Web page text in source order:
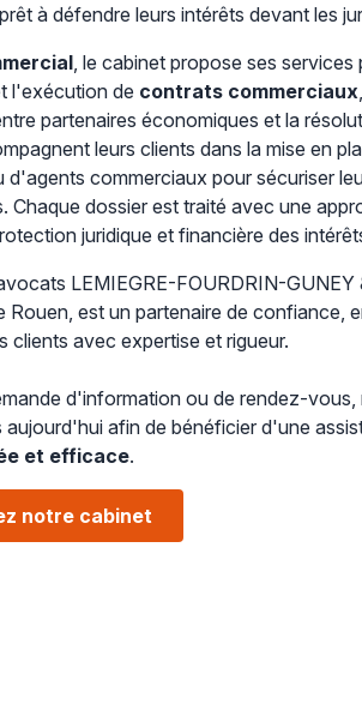
à défendre leurs intérêts devant les
, le cabinet propose ses services
l'exécution de contrats commerciaux
partenaires économiques et la
leurs clients dans la mise en
d'agents commerciaux pour sécuriser
Chaque dossier est traité avec une
juridique et financière des
LEMIEGRE-FOURDRIN-GUNEY
Rouen, est un partenaire de confiance,
clients avec expertise et rigueur.
d'information ou de rendez-
aujourd'hui afin de bénéficier d'une
et efficace.
notre cabinet